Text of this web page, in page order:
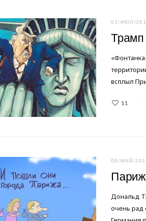
01/ИЮЛ/
Трамп
всплыл
11
08/МАЙ/
Дональд
очень рад